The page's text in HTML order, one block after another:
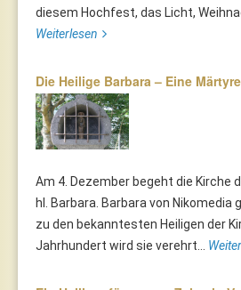
diesem Hochfest, das Licht,
Weiterlesen
Die Heilige Barbara – Eine
Am 4. Dezember begeht die Kirche
hl. Barbara. Barbara von Nikomedia
zu den bekanntesten Heiligen der
Jahrhundert wird sie verehrt...